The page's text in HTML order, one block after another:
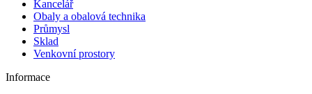
Kancelář
Obaly a obalová technika
Průmysl
Sklad
Venkovní prostory
Informace